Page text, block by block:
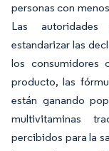
personas con
Las autoridades
estandarizar las
los consumidores
producto, las
están ganando
multivitaminas
percibidos para la